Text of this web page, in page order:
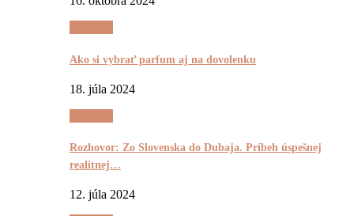
Ako si vybrať parfum aj na dovolenku
18. júla 2024
Rozhovor: Zo Slovenska do Dubaja. Príbeh úspešnej
realitnej…
12. júla 2024